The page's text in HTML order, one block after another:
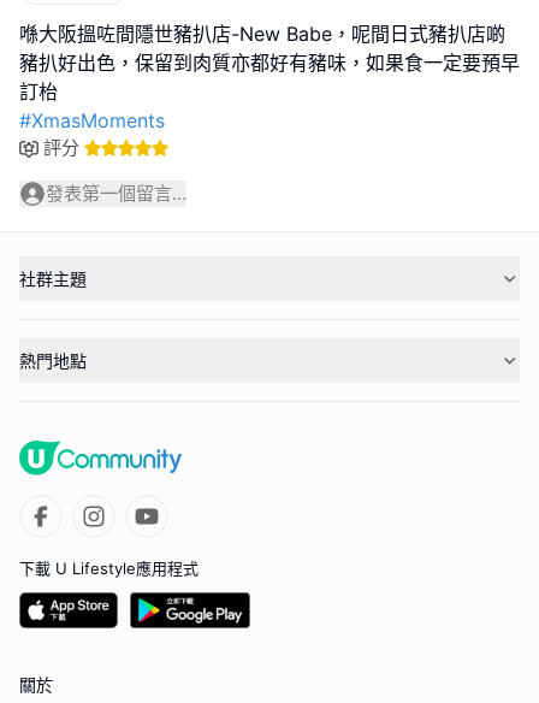
喺大阪搵咗間隱世豬扒店-New Babe，呢間日式豬扒店啲
豬扒好出色，保留到肉質亦都好有豬味，如果食一定要預早
#XmasMoments
評分
發表第一個留言...
社群主題
熱門地點
下載 U Lifestyle應用程式
關於